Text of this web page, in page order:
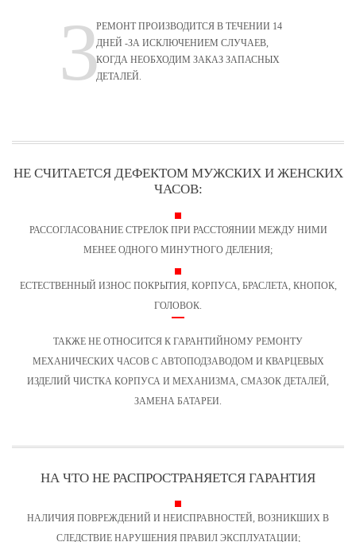
3РЕМОНТ ПРОИЗВОДИТСЯВ ТЕЧЕНИИ 14
ДНЕЙ -ЗА ИСКЛЮЧЕНИЕМ СЛУЧАЕВ,
КОГДА НЕОБХОДИМ ЗАКАЗЗАПАСНЫХ
ДЕТАЛЕЙ.
НЕ СЧИТАЕТСЯ ДЕФЕКТОМ МУЖСКИХ И ЖЕНСКИХ
ЧАСОВ:
РАССОГЛАСОВАНИЕ СТРЕЛОК ПРИ РАССТОЯНИИ МЕЖДУ НИМИ
МЕНЕЕ ОДНОГО МИНУТНОГО ДЕЛЕНИЯ;
ЕСТЕСТВЕННЫЙ ИЗНОС ПОКРЫТИЯ, КОРПУСА, БРАСЛЕТА, КНОПОК,
ГОЛОВОК.
ТАКЖЕ НЕ ОТНОСИТСЯ К ГАРАНТИЙНОМУ РЕМОНТУ
МЕХАНИЧЕСКИХ ЧАСОВ С АВТОПОДЗАВОДОМ И КВАРЦЕВЫХ
ИЗДЕЛИЙ ЧИСТКА КОРПУСА И МЕХАНИЗМА, СМАЗОК ДЕТАЛЕЙ,
ЗАМЕНА БАТАРЕИ.
НА ЧТО НЕ РАСПРОСТРАНЯЕТСЯ ГАРАНТИЯ
НАЛИЧИЯ ПОВРЕЖДЕНИЙ И НЕИСПРАВНОСТЕЙ, ВОЗНИКШИХ В
СЛЕДСТВИЕ НАРУШЕНИЯ ПРАВИЛ ЭКСПЛУАТАЦИИ;